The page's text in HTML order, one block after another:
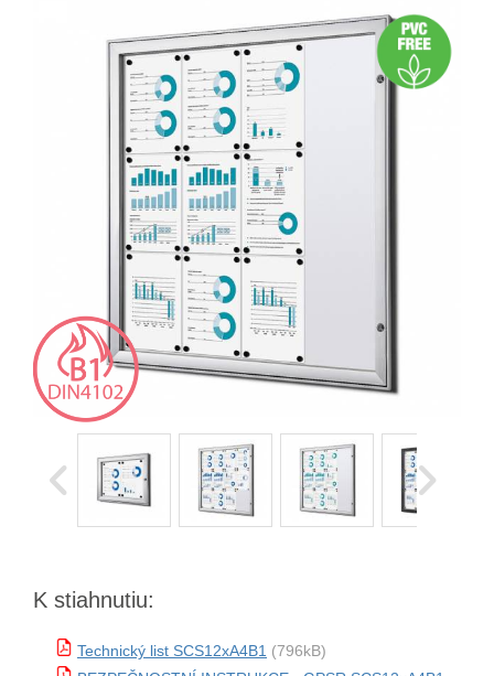
K stiahnutiu:
Technický list SCS12xA4B1 (796kB)